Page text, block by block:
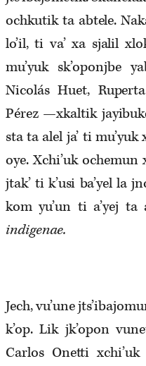
ochkutik ta abtele.
lo’il, ti va’ xa sjalil
mu’yuk sk’oponjbe
Nicolás Huet,
Pérez —xkaltik
sta ta alel ja’ ti mu’yuk
oye. Xchi’uk
jtak’ ti k’usi ba’yel la
kom yu’un ti a’yej ta
indigenae.
Jech, vu’une
k’op. Lik jk’opon
Carlos Onetti